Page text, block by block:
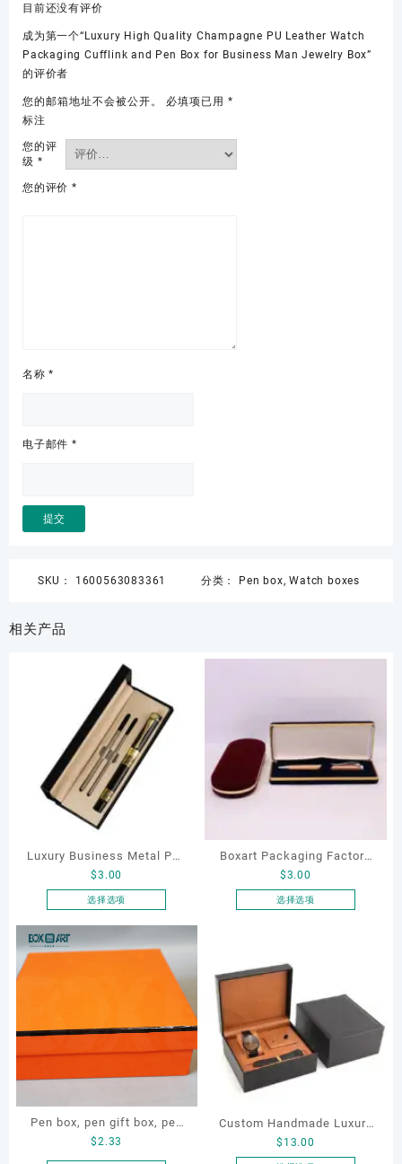
目前还没有评价
成为第一个“Luxury High Quality Champagne PU Leather Watch
Packaging Cufflink and Pen Box for Business Man Jewelry Box”
的评价者
您的邮箱地址不会被公开。 必填项已用 *
标注
您的评
级 *
您的评价 *
名称*
电子邮件 *
SKU： 1600563083361 分类： Pen box,Watch boxes
相关产品
Luxury Business Metal Pen
Refill With Packing Box
Gift Set for Men Women
Professional Executive
Office Elegant Fancy Gift
$3.00
选择选项
变
体。
产
品
页
Boxart Packaging Factory
Sales Customized High End
High Quality Blue Red
$3.00
选择选项
种
变
体。
品
页
Pen box, pen gift box, pen
paper box, custom pen box
$2.33
Custom Handmade Luxury
Black Leather Pen Watch
$ 13.00